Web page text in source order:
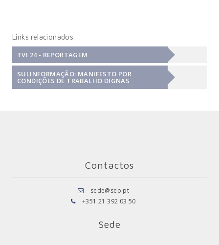
Links relacionados
TVI 24 - REPORTAGEM
SULINFORMAÇÃO: MANIFESTO POR
CONDIÇÕES DE TRABALHO DIGNAS
Contactos
sede@sep.pt
+351 21 392 03 50
Sede